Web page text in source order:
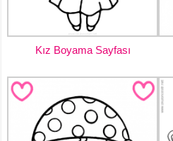
Kız Boyama Sayfası